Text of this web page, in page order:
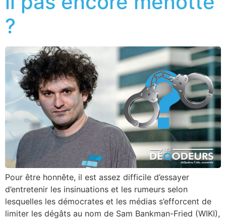
?
Pour être honnête, il est assez difficile d’essayer
d’entretenir les insinuations et les rumeurs selon
lesquelles les démocrates et les médias s’efforcent de
limiter les dégâts au nom de Sam Bankman-Fried (WIKI),